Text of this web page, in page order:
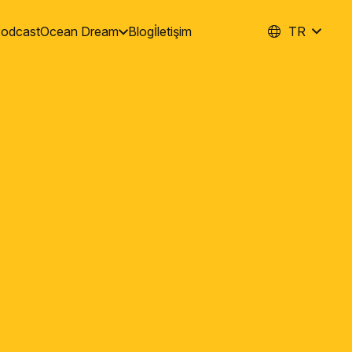
Ocean Dream Blogİletişim TR